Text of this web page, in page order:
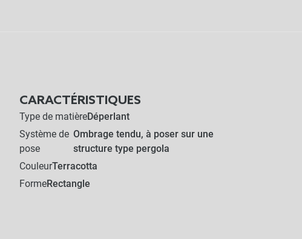
CARACTÉRISTIQUES
Type de matièreDéperlant
Système de
pose
Ombrage tendu, à poser sur une
structure type pergola
CouleurTerracotta
FormeRectangle